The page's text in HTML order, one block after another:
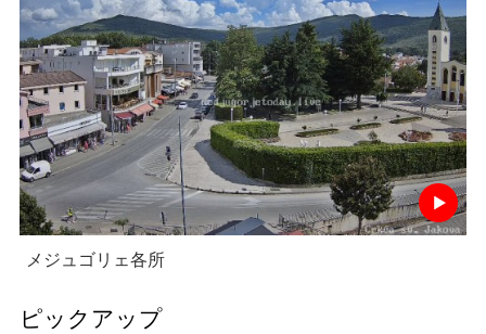
メジュゴリェ各所
ピックアップ